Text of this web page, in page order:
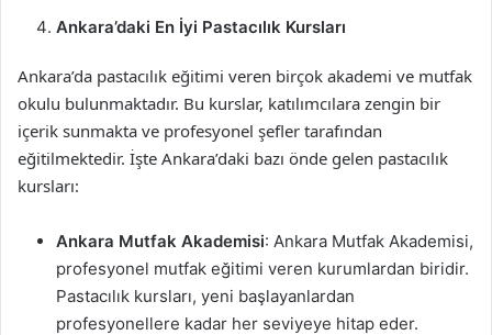
Ankara’daki En İyi Pastacılık Kursları
Ankara’da pastacılık eğitimi veren birçok akademi ve mutfak
okulu bulunmaktadır. Bu kurslar, katılımcılara zengin bir
içerik sunmakta ve profesyonel şefler tarafından
eğitilmektedir. İşte Ankara’daki bazı önde gelen pastacılık
kursları:
Ankara Mutfak Akademisi: Ankara Mutfak Akademisi,
profesyonel mutfak eğitimi veren kurumlardan biridir.
Pastacılık kursları, yeni başlayanlardan
profesyonellere kadar her seviyeye hitap eder.